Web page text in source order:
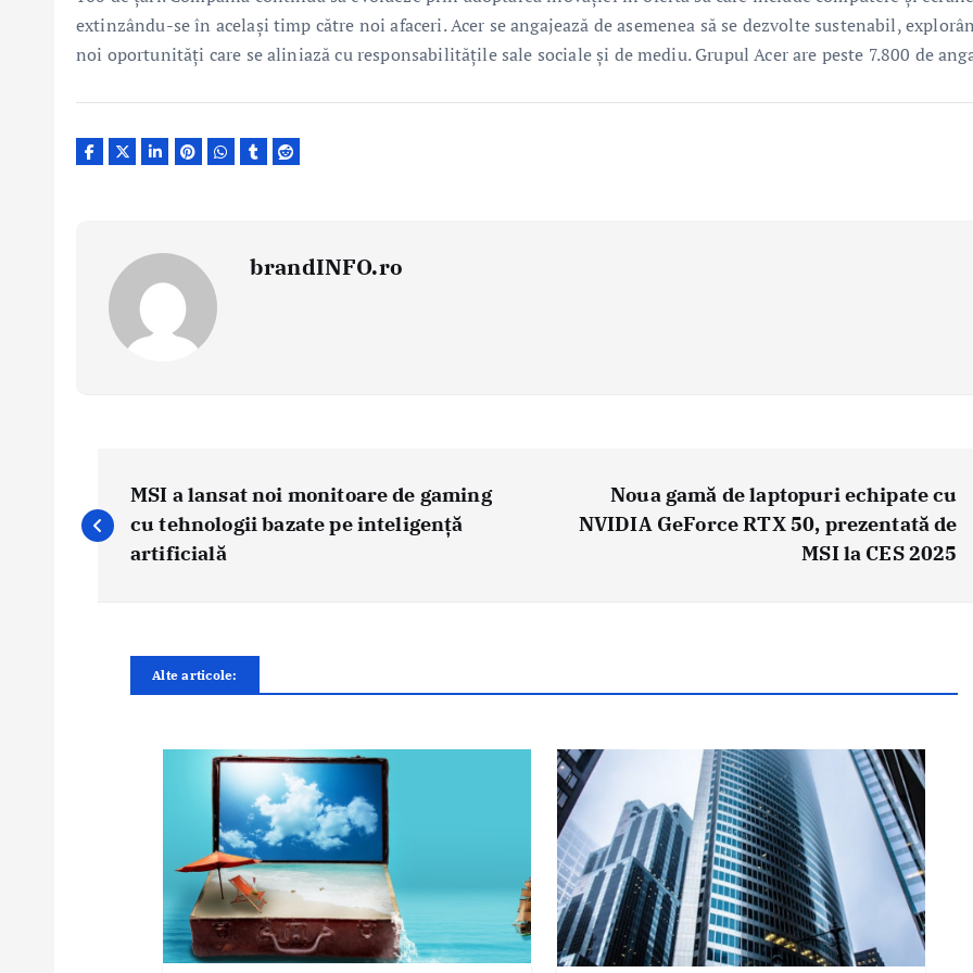
extinzându-se în același timp către noi afaceri. Acer se angajează de asemenea să se dezvolte sustenabil,
noi oportunități care se aliniază cu responsabilitățile sale sociale și de mediu. Grupul Acer are peste 7.800 de
brandINFO.ro
v
MSI a lansat noi monitoare de gaming
cu tehnologii bazate pe inteligență
artificială
Noua gamă de laptopuri echipate cu
NVIDIA GeForce RTX 50, prezentată de
MSI la CES 2025
Alte articole: